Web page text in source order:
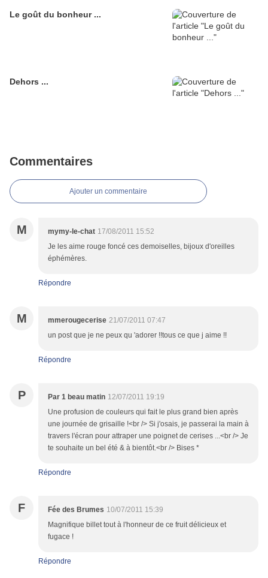
Le goût du bonheur ...
Dehors ...
Commentaires
Ajouter un commentaire
M mymy-le-chat 17/08/2011 15:52
Je les aime rouge foncé ces demoiselles, bijoux d'oreilles
éphémères.
Répondre
M mmerougecerise 21/07/2011 07:47
un post que je ne peux qu 'adorer !!tous ce que j aime !!
Répondre
P Par 1 beau matin 12/07/2011 19:19
Une profusion de couleurs qui fait le plus grand bien après
une journée de grisaille !<br /> Si j'osais, je passerai la main à
travers l'écran pour attraper une poignet de cerises ...<br /> Je
te souhaite un bel été & à bientôt.<br /> Bises *
Répondre
F Fée des Brumes 10/07/2011 15:39
Magnifique billet tout à l'honneur de ce fruit délicieux et
fugace !
Répondre